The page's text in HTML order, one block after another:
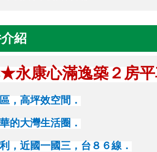
紹
永康心滿逸築２房
，高坪效空間．
的大灣生活圈．
，近國一國三，台８６線．